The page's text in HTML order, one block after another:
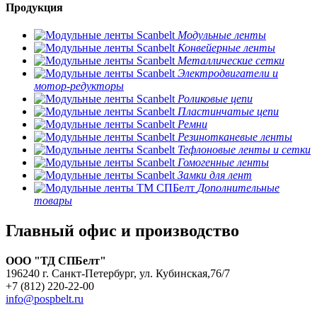
Продукция
Модульные ленты
Конвейерные ленты
Металлические сетки
Электродвигатели и
мотор-редукторы
Роликовые цепи
Пластинчатые цепи
Ремни
Резинотканевые ленты
Тефлоновые ленты и сетки
Гомогенные ленты
Замки для лент
Дополнительные
товары
Главный офис и производство
ООО "ТД СПБелт"
196240 г. Санкт-Петербург, ул. Кубинская,76/7
+7 (812) 220-22-00
info@pospbelt.ru